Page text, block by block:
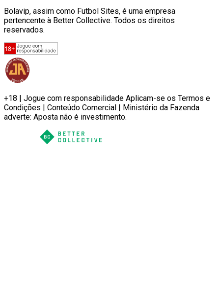
Bolavip, assim como Futbol Sites, é uma empresa
pertencente à Better Collective. Todos os direitos
reservados.
+18 | Jogue com responsabilidade Aplicam-se os Termos e
Condições | Conteúdo Comercial | Ministério da Fazenda
adverte: Aposta não é investimento.